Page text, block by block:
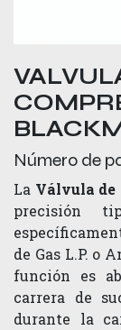
Número de
La Válvula de
precisión
de Gas L.P. o
función es
carrera de
durante la